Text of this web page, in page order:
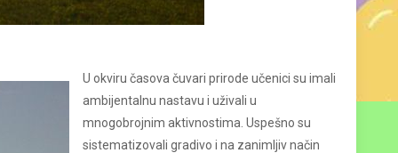
U okviru časova čuvari prirode učenici su imali
ambijentalnu nastavu i uživali u
mnogobrojnim aktivnostima. Uspešno su
sistematizovali gradivo i na zanimljiv način